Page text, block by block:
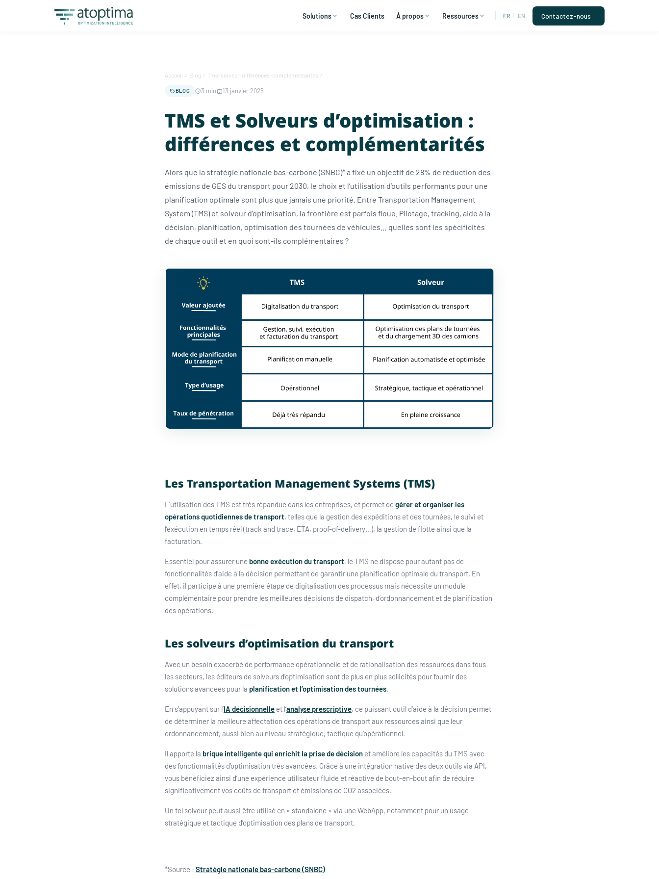
Solutions Cas Clients À propos Ressources FR EN Contactez-nous
Accueil / Blog / Tms-solveur-differences-complementarites /
BLOG 3 min 13 janvier 2025
TMS et Solveurs d’optimisation :
différences et complémentarités
Alors que la stratégie nationale bas-carbone (SNBC)* a fixé un objectif de 28% de réduction des
émissions de GES du transport pour 2030, le choix et l’utilisation d’outils performants pour une
planification optimale sont plus que jamais une priorité. Entre Transportation Management
System (TMS) et solveur d’optimisation, la frontière est parfois floue. Pilotage, tracking, aide à la
décision, planification, optimisation des tournées de véhicules… quelles sont les spécificités
de chaque outil et en quoi sont-ils complémentaires ?
Les Transportation Management Systems (TMS)
L’utilisation des TMS est très répandue dans les entreprises, et permet de gérer et organiser les
opérations quotidiennes de transport, telles que la gestion des expéditions et des tournées, le suivi et
l’exécution en temps réel (track and trace, ETA, proof-of-delivery…), la gestion de flotte ainsi que la
facturation.
Essentiel pour assurer une bonne exécution du transport, le TMS ne dispose pour autant pas de
fonctionnalités d’aide à la décision permettant de garantir une planification optimale du transport. En
effet, il participe à une première étape de digitalisation des processus mais nécessite un module
complémentaire pour prendre les meilleures décisions de dispatch, d’ordonnancement et de planification
des opérations.
Les solveurs d’optimisation du transport
Avec un besoin exacerbé de performance opérationnelle et de rationalisation des ressources dans tous
les secteurs, les éditeurs de solveurs d’optimisation sont de plus en plus sollicités pour fournir des
solutions avancées pour la planification et l’optimisation des tournées.
En s’appuyant sur l’IA décisionnelle et l’analyse prescriptive, ce puissant outil d’aide à la décision permet
de déterminer la meilleure affectation des opérations de transport aux ressources ainsi que leur
ordonnancement, aussi bien au niveau stratégique, tactique qu’opérationnel.
Il apporte la brique intelligente qui enrichit la prise de décision et améliore les capacités du TMS avec
des fonctionnalités d’optimisation très avancées. Grâce à une intégration native des deux outils via API,
vous bénéficiez ainsi d’une expérience utilisateur fluide et réactive de bout-en-bout afin de réduire
significativement vos coûts de transport et émissions de CO2 associées.
Un tel solveur peut aussi être utilisé en « standalone » via une WebApp, notamment pour un usage
stratégique et tactique d’optimisation des plans de transport.
*Source : Stratégie nationale bas-carbone (SNBC)